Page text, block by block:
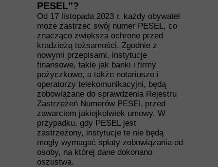
PESEL”?
Od 17 listopada 2023 r. każdy obywatel
może zastrzec swój numer PESEL, co
znacząco zwiększa ochronę przed
kradzieżą tożsamości. Zgodnie z
nowymi przepisami, instytucje
finansowe, takie jak banki i firmy
pożyczkowe, a także notariusze i
operatorzy telekomunikacyjni, będą
zobowiązane do sprawdzenia Rejestru
Zastrzeżeń Numerów PESEL przed
zawarciem jakiejkolwiek umowy. W
przypadku, gdy PESEL jest
zastrzeżony, instytucje te nie będą
mogły wymagać spłaty zobowiązania od
osoby, na której dane dokonano
oszustwa.